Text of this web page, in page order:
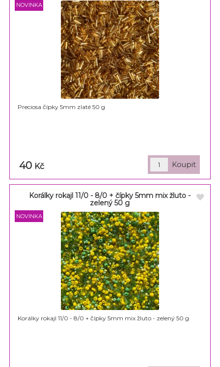
Preciosa čípky 5mm zlaté 50 g
40 Kč
Korálky rokajl 11/0 - 8/0 + čípky 5mm mix žluto -
zelený 50 g
Korálky rokajl 11/0 - 8/0 + čípky 5mm mix žluto - zelený 50 g